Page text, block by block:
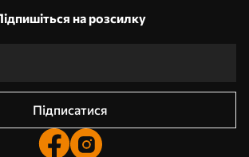
на розсилку
Підписатися